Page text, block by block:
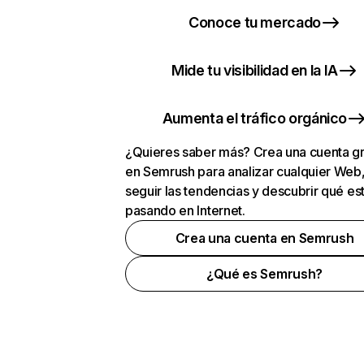
Conoce tu mercado
Mide tu visibilidad en la IA
Aumenta el tráfico orgánico
¿Quieres saber más? Crea una cuenta
en Semrush para analizar cualquier
seguir las tendencias y descubrir qué
pasando en Internet.
Crea una cuenta en Semrush
¿Qué es Semrush?